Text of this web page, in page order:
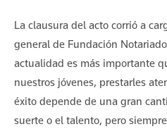
La clausura del acto corrió a
general de Fundación
actualidad es más importante
nuestros jóvenes, prestarles
éxito depende de una gran
suerte o el talento, pero